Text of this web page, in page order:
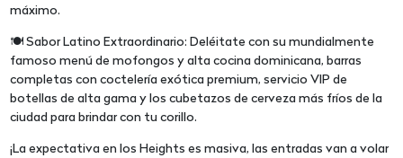
máximo.
🍽️ Sabor Latino Extraordinario: Deléitate con su mundialmente
famoso menú de mofongos y alta cocina dominicana, barras
completas con coctelería exótica premium, servicio VIP de
botellas de alta gama y los cubetazos de cerveza más fríos de la
ciudad para brindar con tu corillo.
¡La expectativa en los Heights es masiva, las entradas van a volar